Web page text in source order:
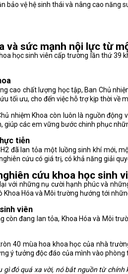
bảo vệ hệ sinh thái và nâng cao
và sức mạnh nội lực từ
học sinh viên cấp trường lần thứ
cao chất lượng học tập, Ban Chủ
tối ưu, cho đến việc hỗ trợ kịp thời về
nhiệm Khoa còn luôn là nguồn
các em vững bước chinh phục
tiễn
đã lan tỏa một luồng sinh khí mới,
cứu có giá trị, có khả năng giải
cứu khoa học sinh
với những nụ cười hạnh phúc và
Hóa và Môi trường hướng tới
viên
còn đang lan tỏa, Khoa Hóa và Môi
40 mùa hoa khoa học của nhà
ý tưởng độc đáo của mình vào
gì đó quá xa vời, nó bắt nguồn từ